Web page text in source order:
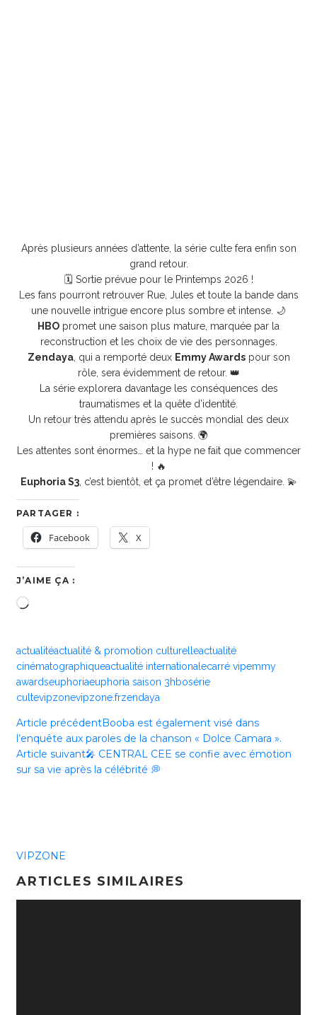
Après plusieurs années d’attente, la série culte fera enfin son
grand retour.
🗓️ Sortie prévue pour le Printemps 2026 !
Les fans pourront retrouver Rue, Jules et toute la bande dans
une nouvelle intrigue encore plus sombre et intense. 🌙
HBO promet une saison plus mature, marquée par la
reconstruction et les choix de vie des personnages.
Zendaya, qui a remporté deux Emmy Awardspour son
rôle, sera évidemment de retour. 👑
La série explorera davantage les conséquences des
traumatismes et la quête d’identité.
Un retour très attendu après le succès mondial des deux
premières saisons. 🌍
Les attentes sont énormes… et la hype ne fait que commencer
! 🔥
Euphoria S3, c’est bientôt, et ça promet d’être légendaire. 💫
PARTAGER :
Facebook X
J’AIME ÇA :
Chargement…
actualitéactualité & promotion culturelleactualité
cinématographiqueactualité internationalecarré vipemmy
awardseuphoriaeuphoria saison 3hbosérie
cultevipzonevipzone.frzendaya
Article précédentBooba est également visé dans
l’enquête aux paroles de la chanson « Dolce Camara ».
Article suivant🎤 CENTRAL CEE se confie avec émotion
sur sa vie après la célébrité 💭
VIPZONE
ARTICLES SIMILAIRES